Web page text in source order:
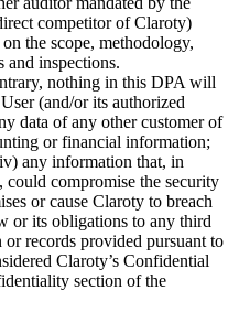
competitor of Claroty)
the scope, methodology,
and inspections.
nothing in this DPA will
(and/or its authorized
data of any other customer of
or financial information;
any information that, in
could compromise the security
or cause Claroty to breach
or its obligations to any third
records provided pursuant to
Claroty’s Confidential
section of the